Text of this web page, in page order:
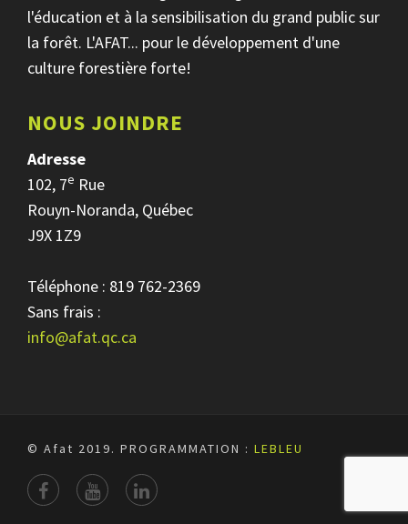
l'éducation et à la sensibilisation du grand public sur
la forêt. L'AFAT... pour le développement d'une
culture forestière forte!
NOUS JOINDRE
Adresse
102, 7e Rue
Rouyn-Noranda, Québec
J9X 1Z9
Téléphone : 819 762-2369
Sans frais :
info@afat.qc.ca
© Afat 2019. PROGRAMMATION : LEBLEU